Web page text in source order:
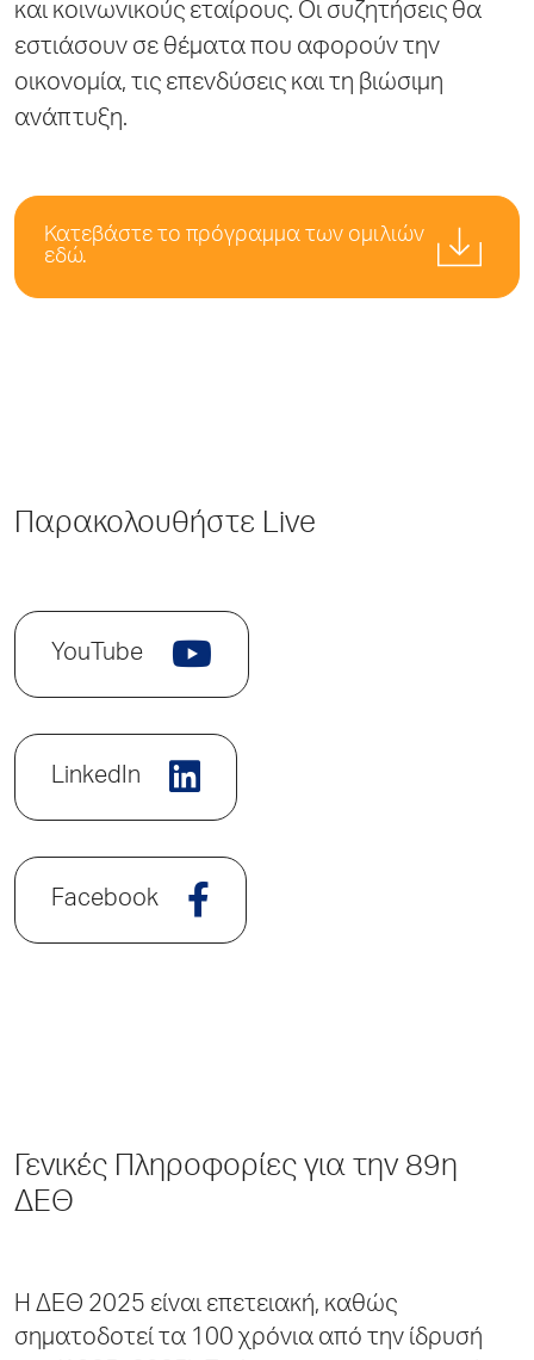
και κοινωνικούς εταίρους. Οι συζητήσεις θα
εστιάσουν σε θέματα που αφορούν την
οικονομία, τις επενδύσεις και τη βιώσιμη
ανάπτυξη.
Κατεβάστε το πρόγραμμα των ομιλιών
εδώ.
Παρακολουθήστε Live
YouTube
LinkedIn
Facebook
Γενικές Πληροφορίες για την 89η
ΔΕΘ
Η ΔΕΘ 2025 είναι επετειακή, καθώς
σηματοδοτεί τα 100 χρόνια από την ίδρυσή